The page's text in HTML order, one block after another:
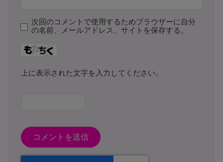
次回のコメントで使用するためブラウザーに自分
の名前、メールアドレス、サイトを保存する。
上に表示された文字を入力してください。